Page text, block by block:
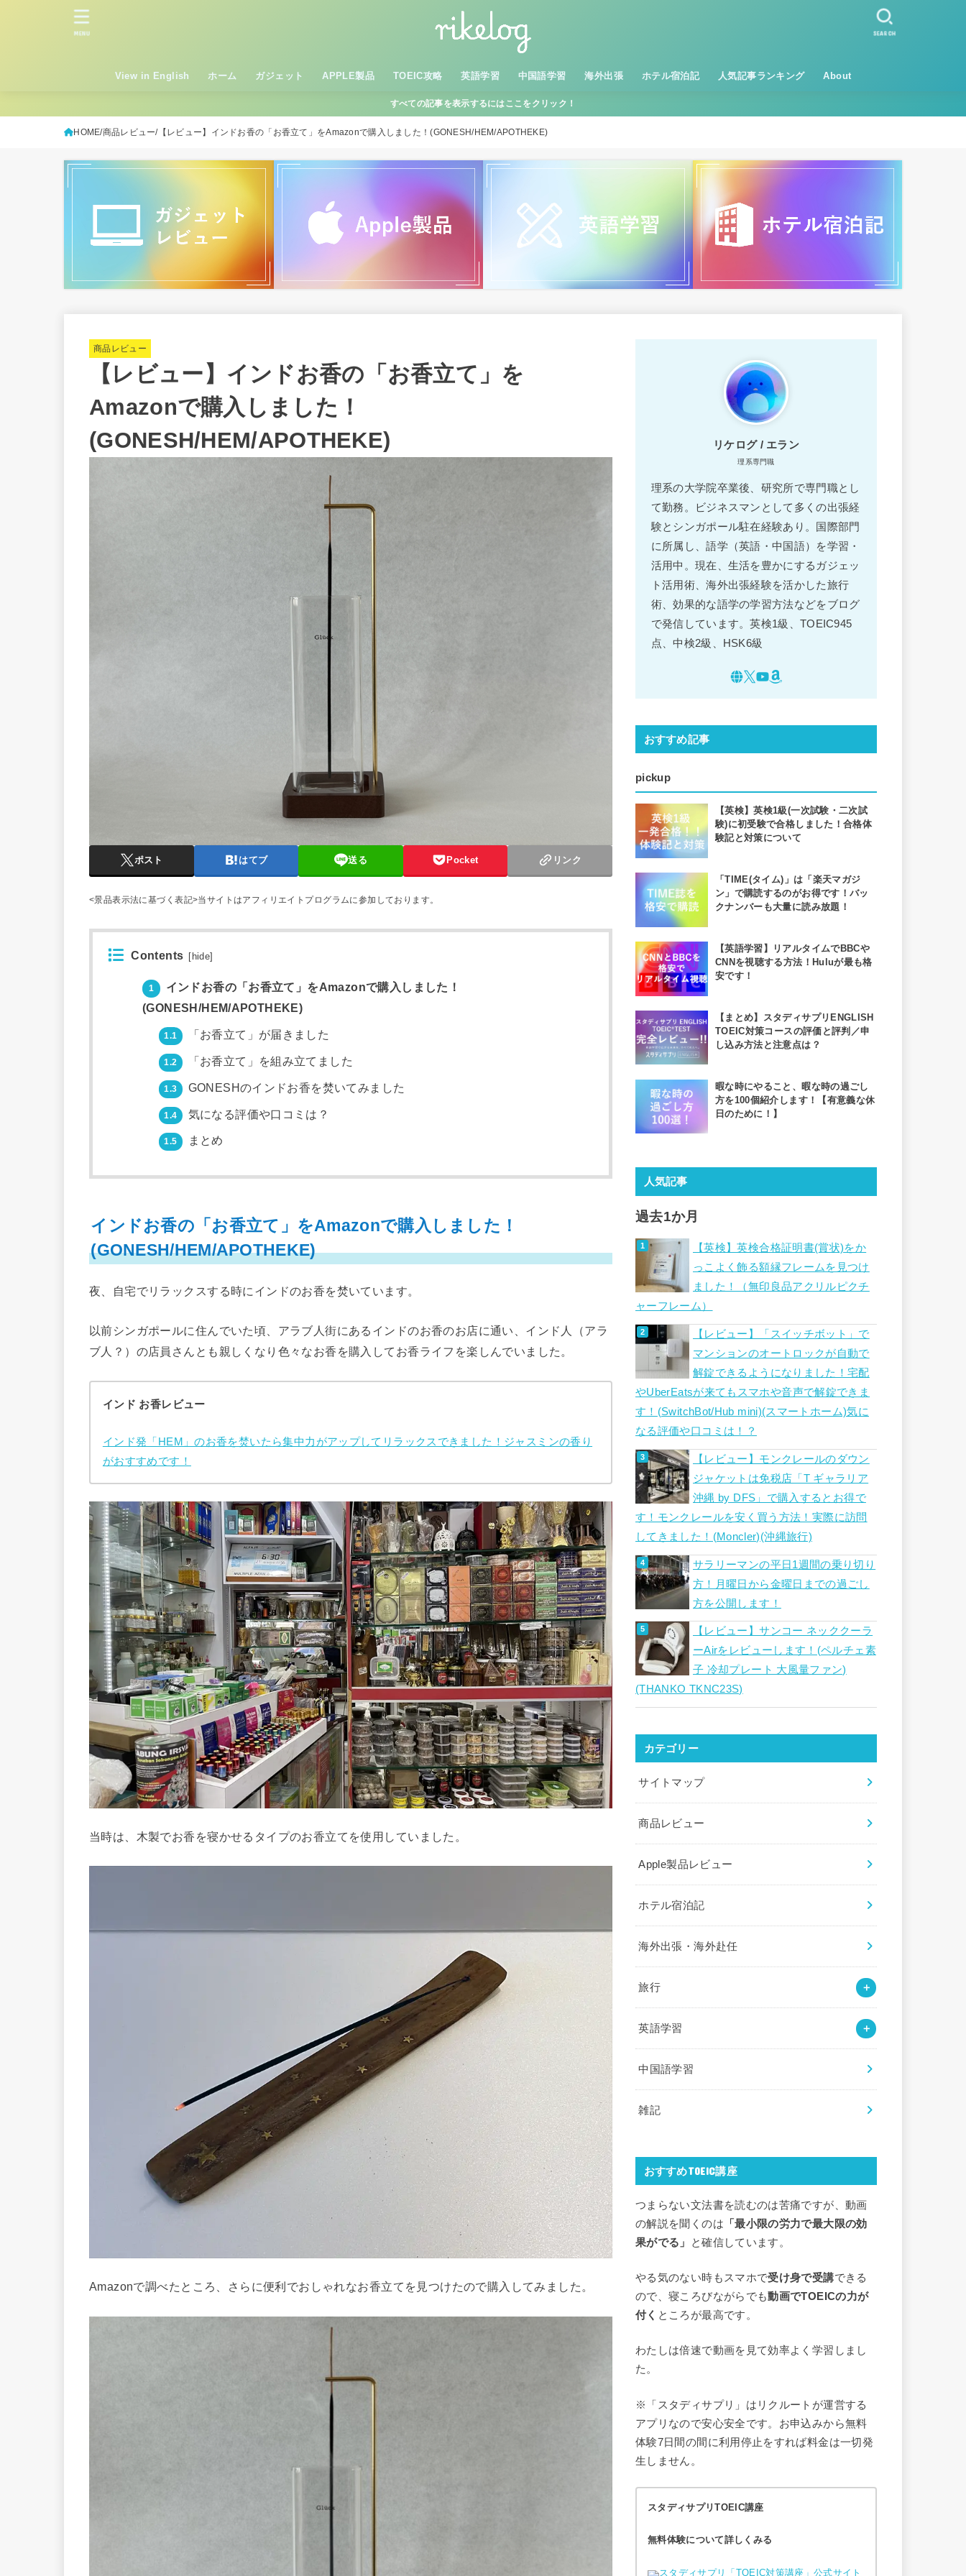
View in English ホーム ガジェット APPLE製品 TOEIC攻略 英語学習 中国語学習 海外出張 ホテル宿泊記 人気記事ランキング About
SEARCH
MENU
すべての記事を表示するにはここをクリック！
HOME 商品レビュー 【レビュー】インドお香の「お香立て」をAmazonで購入しました！(GONESH/HEM/APOTHEKE)
商品レビュー
【レビュー】インドお香の「お香立て」を
Amazonで購入しました！
(GONESH/HEM/APOTHEKE)
ポスト はてブ 送る Pocket リンク
<景品表示法に基づく表記>当サイトはアフィリエイトプログラムに参加しております。
Contents [ hide]
1
インドお香の「お香立て」をAmazonで購入しました！
(GONESH/HEM/APOTHEKE)
1.1 「お香立て」が届きました
1.2 「お香立て」を組み立てました
1.3 GONESHのインドお香を焚いてみました
1.4 気になる評価や口コミは？
1.5 まとめ
インドお香の「お香立て」をAmazonで購入しました！
(GONESH/HEM/APOTHEKE)
夜、自宅でリラックスする時にインドのお香を焚いています。
以前シンガポールに住んでいた頃、アラブ人街にあるインドのお香のお店に通い、インド人（アラ
ブ人？）の店員さんとも親しくなり色々なお香を購入してお香ライフを楽しんでいました。
インド お香レビュー
インド発「HEM」のお香を焚いたら集中力がアップしてリラックスできました！ジャスミンの香り
がおすすめです！
当時は、木製でお香を寝かせるタイプのお香立てを使用していました。
Amazonで調べたところ、さらに便利でおしゃれなお香立てを見つけたので購入してみました。
リケログ / エラン
理系専門職
理系の大学院卒業後、研究所で専門職とし
て勤務。ビジネスマンとして多くの出張経
験とシンガポール駐在経験あり。国際部門
に所属し、語学（英語・中国語）を学習・
活用中。現在、生活を豊かにするガジェッ
ト活用術、海外出張経験を活かした旅行
術、効果的な語学の学習方法などをブログ
で発信しています。英検1級、TOEIC945
点、中検2級、HSK6級
おすすめ記事
pickup
【英検】英検1級(一次試験・二次試
験)に初受験で合格しました！合格体
験記と対策について
「TIME(タイム)」は「楽天マガジ
ン」で購読するのがお得です！バッ
クナンバーも大量に読み放題！
【英語学習】リアルタイムでBBCや
CNNを視聴する方法！Huluが最も格
安です！
【まとめ】スタディサプリENGLISH
TOEIC対策コースの評価と評判／申
し込み方法と注意点は？
暇な時にやること、暇な時の過ごし
方を100個紹介します！【有意義な休
日のために！】
人気記事
過去1か月
【英検】英検合格証明書(賞状)をか
っこよく飾る額縁フレームを見つけ
ました！（無印良品アクリルピクチ
ャーフレーム）
【レビュー】「スイッチボット」で
マンションのオートロックが自動で
解錠できるようになりました！宅配
やUberEatsが来てもスマホや音声で解錠できま
す！(SwitchBot/Hub mini)(スマートホーム)気に
なる評価や口コミは！？
【レビュー】モンクレールのダウン
ジャケットは免税店「T ギャラリア
沖縄 by DFS」で購入するとお得で
す！モンクレールを安く買う方法！実際に訪問
してきました！(Moncler)(沖縄旅行)
サラリーマンの平日1週間の乗り切り
方！月曜日から金曜日までの過ごし
方を公開します！
【レビュー】サンコー ネッククーラ
ーAirをレビューします！(ペルチェ素
子 冷却プレート 大風量ファン)
(THANKO TKNC23S)
カテゴリー
サイトマップ
商品レビュー
Apple製品レビュー
ホテル宿泊記
海外出張・海外赴任
旅行
英語学習
中国語学習
雑記
おすすめTOEIC講座
つまらない文法書を読むのは苦痛ですが、動画
の解説を聞くのは 「最小限の労力で最大限の効
果がでる」
と確信しています。
やる気のない時もスマホで受け身で受講できる
ので、寝ころびながらでも動画でTOEICの力が
付く ところが最高です。
わたしは倍速で動画を見て効率よく学習しまし
た。
※「スタディサプリ」はリクルートが運営する
アプリなので安心安全です。お申込みから無料
体験7日間の間に利用停止をすれば料金は一切発
生しません。
スタディサプリTOEIC講座
無料体験について詳しくみる
スタディサプリ「TOEIC対策講座」公式サイト